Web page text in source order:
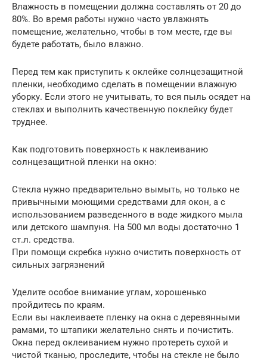
Влажность в помещении должна составлять от 20 до
80%. Во время работы нужно часто увлажнять
помещение, желательно, чтобы в том месте, где вы
будете работать, было влажно.
Перед тем как приступить к оклейке солнцезащитной
пленки, необходимо сделать в помещении влажную
уборку. Если этого не учитывать, то вся пыль осядет на
стеклах и выполнить качественную поклейку будет
труднее.
Как подготовить поверхность к наклеиванию
солнцезащитной пленки на окно:
Стекла нужно предварительно вымыть, но только не
привычными моющими средствами для окон, а с
использованием разведенного в воде жидкого мыла
или детского шампуня. На 500 мл воды достаточно 1
ст.л. средства.
При помощи скребка нужно очистить поверхность от
сильных загрязнений
Уделите особое внимание углам, хорошенько
пройдитесь по краям.
Если вы наклеиваете пленку на окна с деревянными
рамами, то штапики желательно снять и почистить.
Окна перед оклеиванием нужно протереть сухой и
чистой тканью, проследите, чтобы на стекле не было